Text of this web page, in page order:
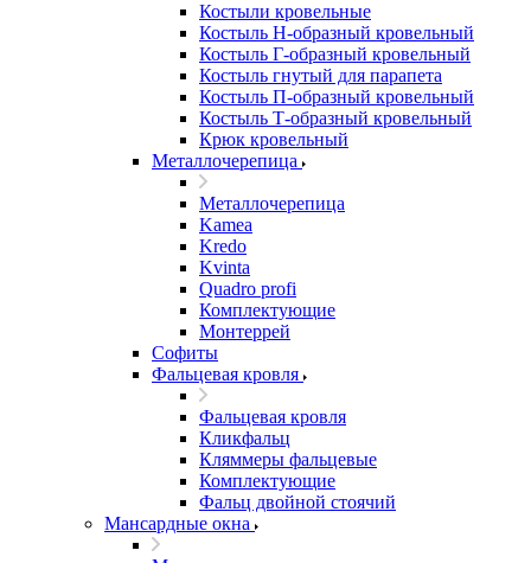
Костыли кровельные
Костыль H-образный кровельный
Костыль Г-образный кровельный
Костыль гнутый для парапета
Костыль П-образный кровельный
Костыль Т-образный кровельный
Крюк кровельный
Металлочерепица
Металлочерепица
Kamea
Kredo
Kvinta
Quadro profi
Комплектующие
Монтеррей
Софиты
Фальцевая кровля
Фальцевая кровля
Кликфальц
Кляммеры фальцевые
Комплектующие
Фальц двойной стоячий
Мансардные окна